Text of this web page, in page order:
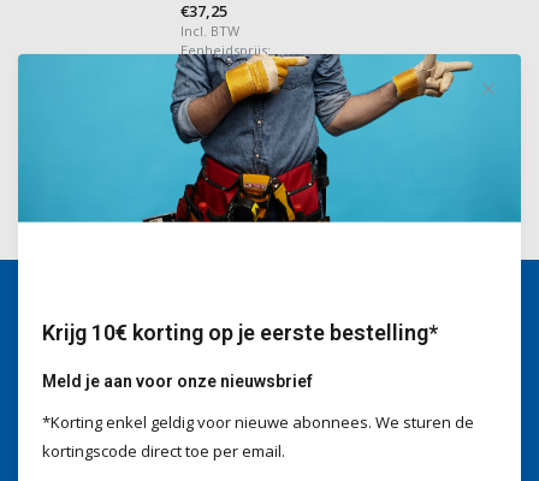
€37,25
Incl. BTW
Eenheidsprijs:
€37,25
/
Stuk
Wij helpen je graag
Voor advies of vragen kan je
Telefonisch zijn we tijdens
Krijg 10€ korting op je eerste bestelling*
Meld je aan voor onze nieuwsbrief
*Korting enkel geldig voor nieuwe abonnees. We sturen de
kortingscode direct toe per email.